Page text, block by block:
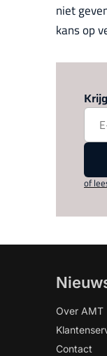
niet
kans op
of
Over AMT
Contact